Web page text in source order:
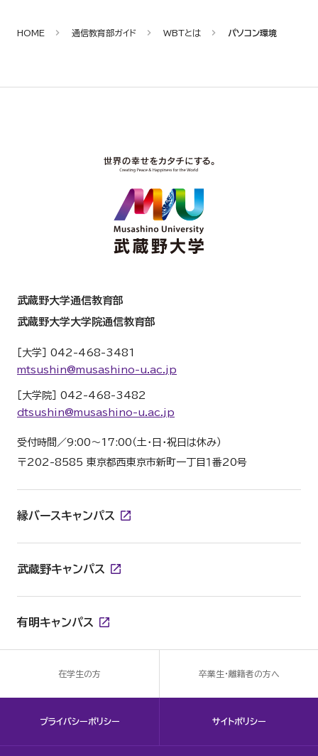
HOME 通信教育部ガイド WBTとは パソコン環境
武蔵野大学通信教育部
武蔵野大学大学院通信教育部
［大学］ 042-468-3481
mtsushin@musashino-u.ac.jp
［大学院］ 042-468-3482
dtsushin@musashino-u.ac.jp
受付時間／9:00～17:00（土・日・祝日は休み）
〒202-8585 東京都西東京市新町一丁目１番20号
縁バースキャンパス
武蔵野キャンパス
有明キャンパス
在学生の方 卒業生・離籍者の方へ
プライバシーポリシー サイトポリシー